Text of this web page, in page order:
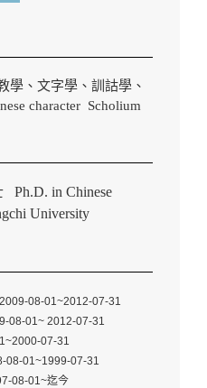
學、文字學、訓詁學、
character Scholium
Ph.D. in Chinese
University
08-01~2012-07-31
01~ 2012-07-31
07-31
01~1999-07-31
08-01~迄今